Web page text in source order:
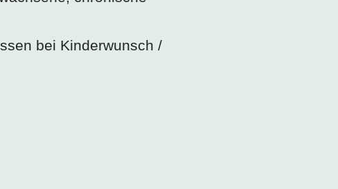
bei Kinderwunsch /